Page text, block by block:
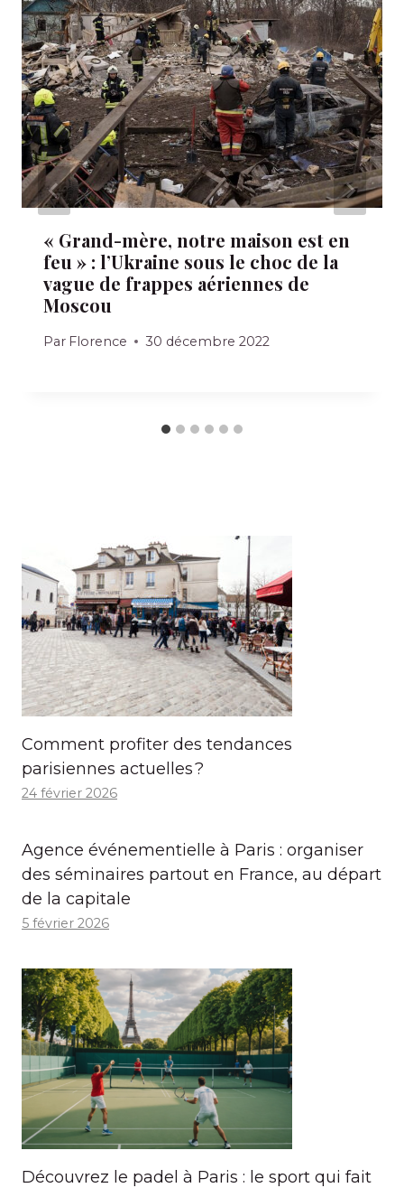
« Grand-mère, notre maison est en
feu » : l’Ukraine sous le choc de la
vague de frappes aériennes de
Moscou
Par Florence 30 décembre 2022
Comment profiter des tendances
parisiennes actuelles ?
24 février 2026
Agence événementielle à Paris : organiser
des séminaires partout en France, au départ
de la capitale
5 février 2026
Découvrez le padel à Paris : le sport qui fait